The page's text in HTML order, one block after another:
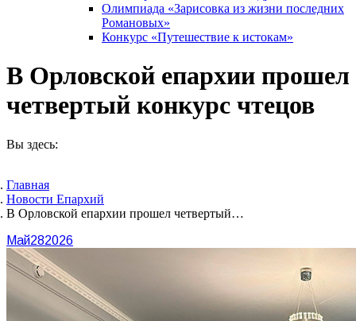
Олимпиада «Зарисовка из жизни последних
Романовых»
Конкурс «Путешествие к истокам»
В Орловской епархии прошел
четвертый конкурс чтецов
Вы здесь:
Главная
Новости Епархий
В Орловской епархии прошел четвертый…
Май282026